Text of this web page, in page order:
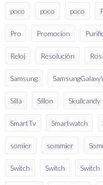
poco poco poco
Pro Promocion
Reloj Resolución
Samsung
Silla Sillon Skullcandy
SmartTv Smartwatch
somier sommier
Switch Switch Switch